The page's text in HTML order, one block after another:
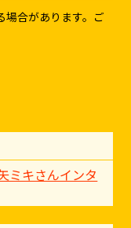
合があります。ご
ミキさんインタ